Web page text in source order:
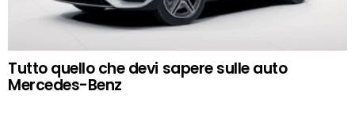
Tutto quello che devi sapere sulle auto
Mercedes-Benz